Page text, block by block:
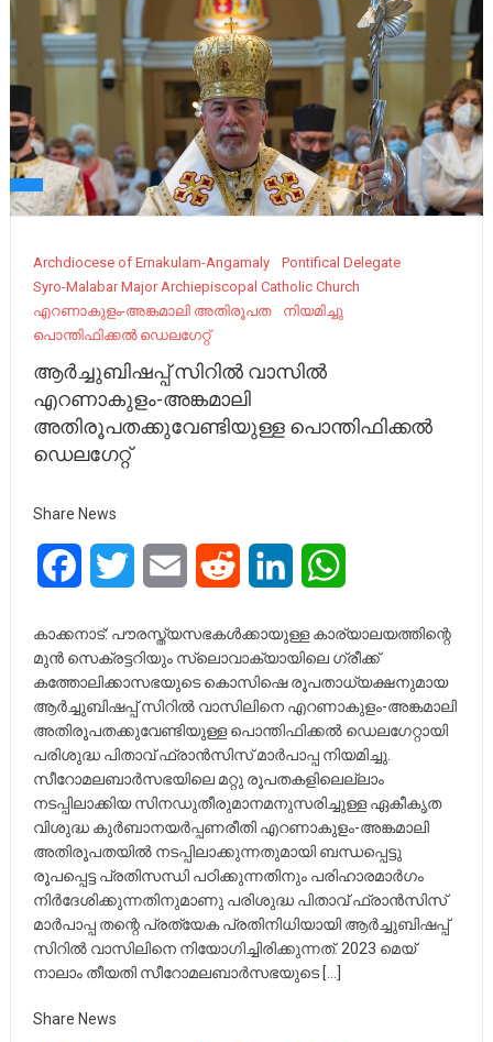
Archdiocese of Ernakulam-Angamaly
Pontifical Delegate
Syro-Malabar Major Archiepiscopal Catholic Church
എറണാകുളം-അങ്കമാലി അതിരൂപത
നിയമിച്ചു
പൊന്തിഫിക്കൽ ഡെലഗേറ്റ്
ആർച്ചുബിഷപ്പ് സിറിൽ വാസിൽ
എറണാകുളം-അങ്കമാലി
അതിരൂപതക്കുവേണ്ടിയുള്ള പൊന്തിഫിക്കൽ
ഡെലഗേറ്റ്
Share News
FacebookTwitter Email Reddit LinkedIn
കാക്കനാട്: പൗരസ്ത്യസഭകൾക്കായുള്ള കാര്യാലയത്തിന്റെ
മുൻ സെക്രട്ടറിയും സ്ലൊവാക്യായിലെ ഗ്രീക്ക്
കത്തോലിക്കാസഭയുടെ കൊസിഷെ രൂപതാധ്യക്ഷനുമായ
ആർച്ചുബിഷപ്പ് സിറിൽ വാസിലിനെ എറണാകുളം-അങ്കമാലി
അതിരൂപതക്കുവേണ്ടിയുള്ള പൊന്തിഫിക്കൽ ഡെലഗേറ്റായി
പരിശുദ്ധ പിതാവ് ഫ്രാൻസിസ് മാർപാപ്പ നിയമിച്ചു.
സീറോമലബാർസഭയിലെ മറ്റു രൂപതകളിലെല്ലാം
നടപ്പിലാക്കിയ സിനഡുതീരുമാനമനുസരിച്ചുള്ള ഏകീകൃത
വിശുദ്ധ കുർബാനയർപ്പണരീതി എറണാകുളം-അങ്കമാലി
അതിരൂപതയിൽ നടപ്പിലാക്കുന്നതുമായി ബന്ധപ്പെട്ടു
രൂപപ്പെട്ട പ്രതിസന്ധി പഠിക്കുന്നതിനും പരിഹാരമാർഗം
നിർദേശിക്കുന്നതിനുമാണു പരിശുദ്ധ പിതാവ് ഫ്രാൻസിസ്
മാർപാപ്പ തന്റെ പ്രത്യേക പ്രതിനിധിയായി ആർച്ചുബിഷപ്പ്
സിറിൽ വാസിലിനെ നിയോഗിച്ചിരിക്കുന്നത്. 2023 മെയ്
നാലാം തീയതി സീറോമലബാർസഭയുടെ […]
Share News